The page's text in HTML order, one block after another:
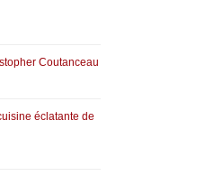
Coutanceau
éclatante de